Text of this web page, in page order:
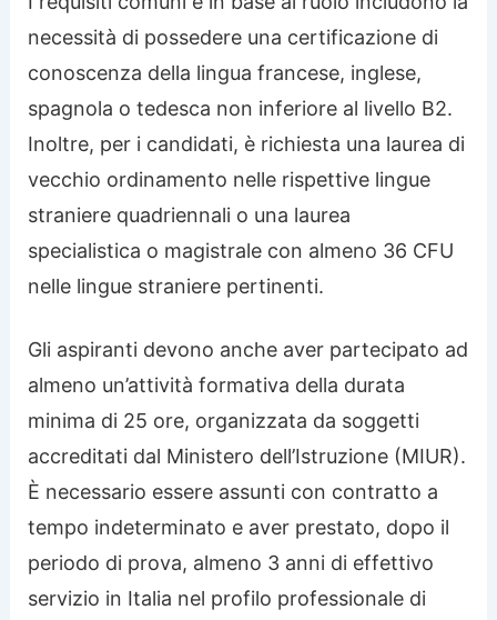
necessità di possedere una certificazione di
conoscenza della lingua francese, inglese,
spagnola o tedesca non inferiore al livello B2.
Inoltre, per i candidati, è richiesta una laurea di
vecchio ordinamento nelle rispettive lingue
straniere quadriennali o una laurea
specialistica o magistrale con almeno 36 CFU
nelle lingue straniere pertinenti.
Gli aspiranti devono anche aver partecipato ad
almeno un’attività formativa della durata
minima di 25 ore, organizzata da soggetti
accreditati dal Ministero dell’Istruzione (MIUR).
È necessario essere assunti con contratto a
tempo indeterminato e aver prestato, dopo il
periodo di prova, almeno 3 anni di effettivo
servizio in Italia nel profilo professionale di